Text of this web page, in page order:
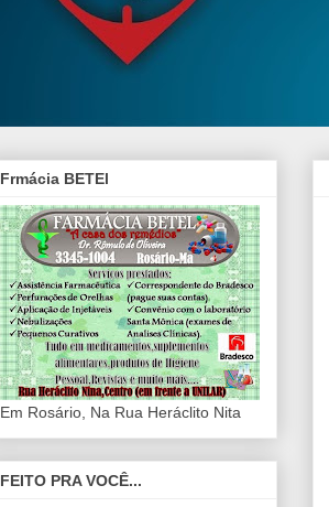
Frmácia BETEl
Em Rosário, Na Rua Heráclito Nita
FEITO PRA VOCÊ...